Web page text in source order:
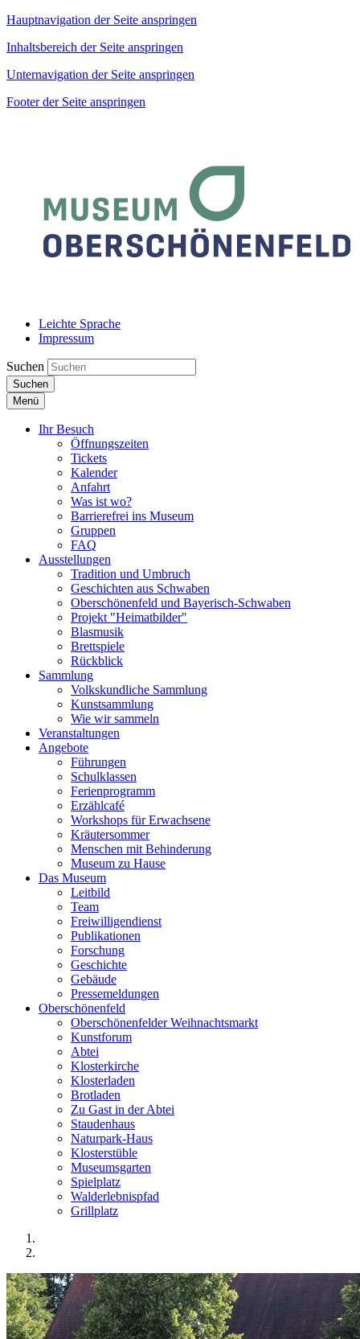
Hauptnavigation der Seite anspringen
Inhaltsbereich der Seite anspringen
Unternavigation der Seite anspringen
Footer der Seite anspringen
Leichte Sprache
Impressum
Suchen
Suchen
Menü
Ihr Besuch
Öffnungszeiten
Tickets
Kalender
Anfahrt
Was ist wo?
Barrierefrei ins Museum
Gruppen
FAQ
Ausstellungen
Tradition und Umbruch
Geschichten aus Schwaben
Oberschönenfeld und Bayerisch-Schwaben
Projekt "Heimatbilder"
Blasmusik
Brettspiele
Rückblick
Sammlung
Volkskundliche Sammlung
Kunstsammlung
Wie wir sammeln
Veranstaltungen
Angebote
Führungen
Schulklassen
Ferienprogramm
Erzählcafé
Workshops für Erwachsene
Kräutersommer
Menschen mit Behinderung
Museum zu Hause
Das Museum
Leitbild
Team
Freiwilligendienst
Publikationen
Forschung
Geschichte
Gebäude
Pressemeldungen
Oberschönenfeld
Oberschönenfelder Weihnachtsmarkt
Kunstforum
Abtei
Klosterkirche
Klosterladen
Brotladen
Zu Gast in der Abtei
Staudenhaus
Naturpark-Haus
Klosterstüble
Museumsgarten
Spielplatz
Walderlebnispfad
Grillplatz